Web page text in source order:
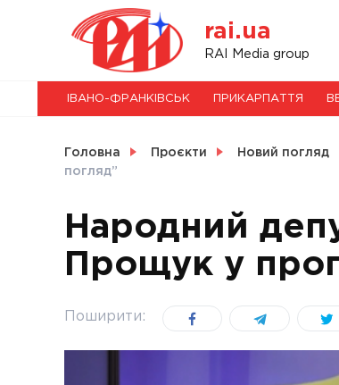
rai.ua
RAI Media group
НОВИНИ
СВІТ
УКРАЇНА
ІВАНО-ФРАНКІВСЬК ПРИКАРПАТТЯ
Головна Проєкти Новий погляд
погляд”
Народний
Прощук у
Поширити: